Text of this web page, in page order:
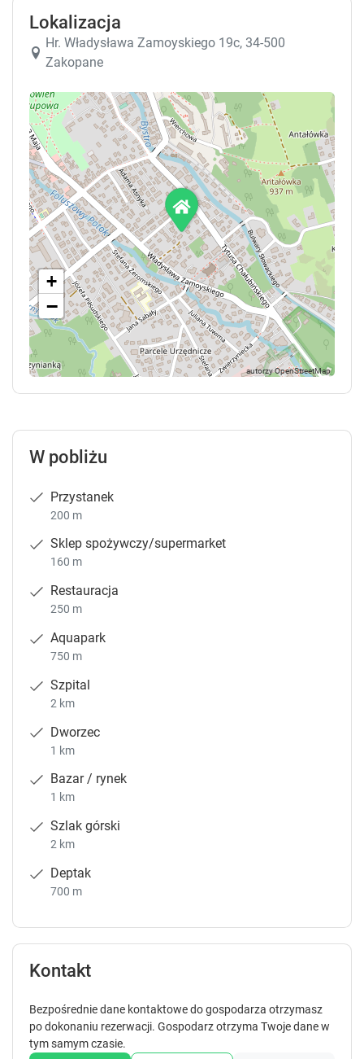
Lokalizacja
Hr. Władysława Zamoyskiego 19c, 34-500
Zakopane
+
−
W pobliżu
Przystanek
200 m
Sklep spożywczy/supermarket
160 m
Restauracja
250 m
Aquapark
750 m
Szpital
2 km
Dworzec
1 km
Bazar / rynek
1 km
Szlak górski
2 km
Deptak
700 m
Kontakt
Bezpośrednie dane kontaktowe do gospodarza otrzymasz
po dokonaniu rezerwacji. Gospodarz otrzyma Twoje dane w
tym samym czasie.